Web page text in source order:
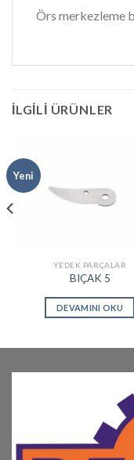
Örs merkezleme
İLGILI ÜRÜNLER
Yeni
YEDEK PARÇALAR
BIÇAK 5
DEVAMINI OKU